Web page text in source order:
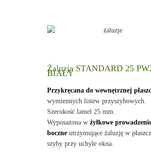
Żaluzja STANDARD 25
BIAŁY
Przykręcana do wewnętrznej
wymiennych listew przyszybowych.
Szerokość lamel 25 mm.
Wyposażona w żyłkowe
boczneutrzymujące żaluzję w
szyby przy uchyle okna.